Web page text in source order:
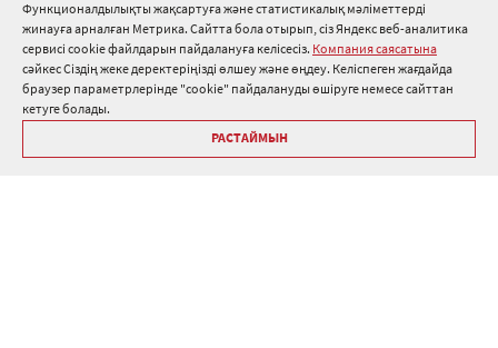
Функционалдылықты жақсартуға және статистикалық мәліметтерді
жинауға арналған Метрика. Сайтта бола отырып, сіз Яндекс веб-аналитика
сервисі cookie файлдарын пайдалануға келісесіз. Компания саясатына
сәйкес Сіздің жеке деректеріңізді өлшеу және өңдеу. Келіспеген жағдайда
браузер параметрлерінде "cookie" пайдалануды өшіруге немесе сайттан
кетуге болады.
РАСТАЙМЫН
8 800 511 91 82
info@onduline.ru
Ресей Беларусь Қазақстан